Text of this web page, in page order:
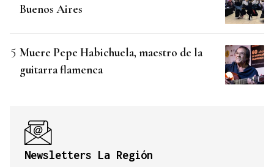
Buenos Aires
Muere Pepe Habichuela, maestro de la
guitarra flamenca
Newsletters La Región